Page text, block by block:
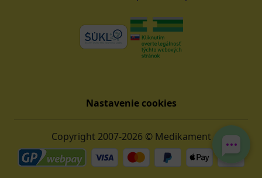
Nastavenie cookies
Copyright 2007-2026 © Medikament